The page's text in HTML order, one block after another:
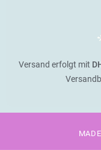
Versand erfolgt mit